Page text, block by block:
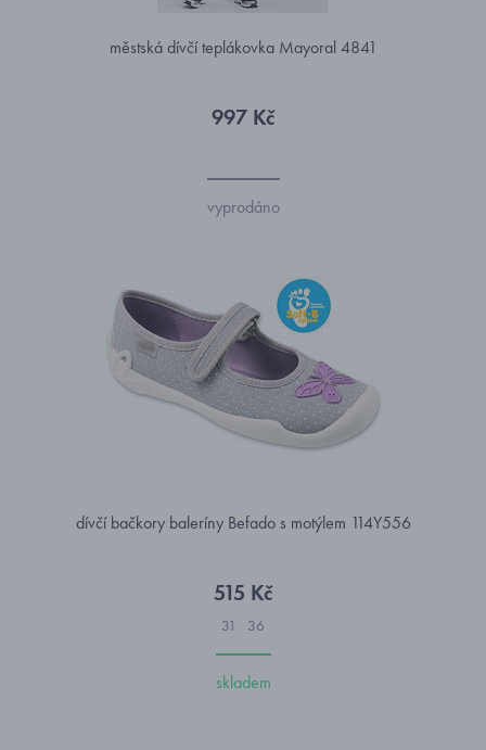
městská dívčí teplákovka Mayoral 4841
997 Kč
vyprodáno
dívčí bačkory baleríny Befado s motýlem 114Y556
515 Kč
31 36
skladem